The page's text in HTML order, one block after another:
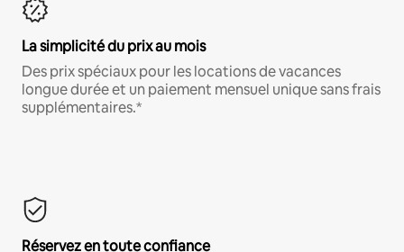
La simplicité du prix au mois
Des prix spéciaux pour les locations de vacances
longue durée et un paiement mensuel unique sans frais
supplémentaires.*
Réservez en toute confiance